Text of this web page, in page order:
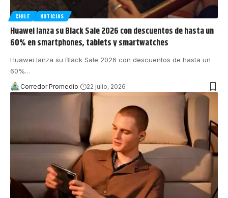
CHILE NOTICIAS
Huawei lanza su Black Sale 2026 con descuentos de hasta un
60% en smartphones, tablets y smartwatches
Huawei lanza su Black Sale 2026 con descuentos de hasta un
60%…
Corredor Promedio 22 julio, 2026